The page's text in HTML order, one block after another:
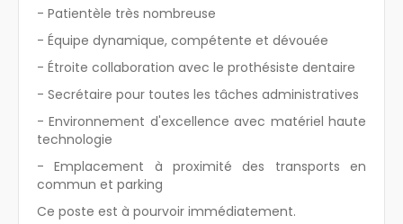
- Patientèle très nombreuse
- Équipe dynamique, compétente et dévouée
- Étroite collaboration avec le prothésiste dentaire
- Secrétaire pour toutes les tâches administratives
- Environnement d'excellence avec matériel haute
technologie
- Emplacement à proximité des transports en
commun et parking
Ce poste est à pourvoir immédiatement.